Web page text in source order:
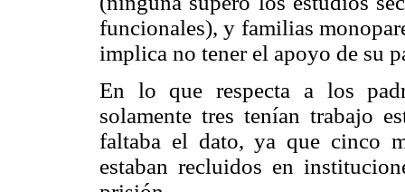
funcionales), y familias
implica no tener el apoyo de su
En lo que respecta a los
solamente tres tenían trabajo
faltaba el dato, ya que cinco
estaban recluidos en